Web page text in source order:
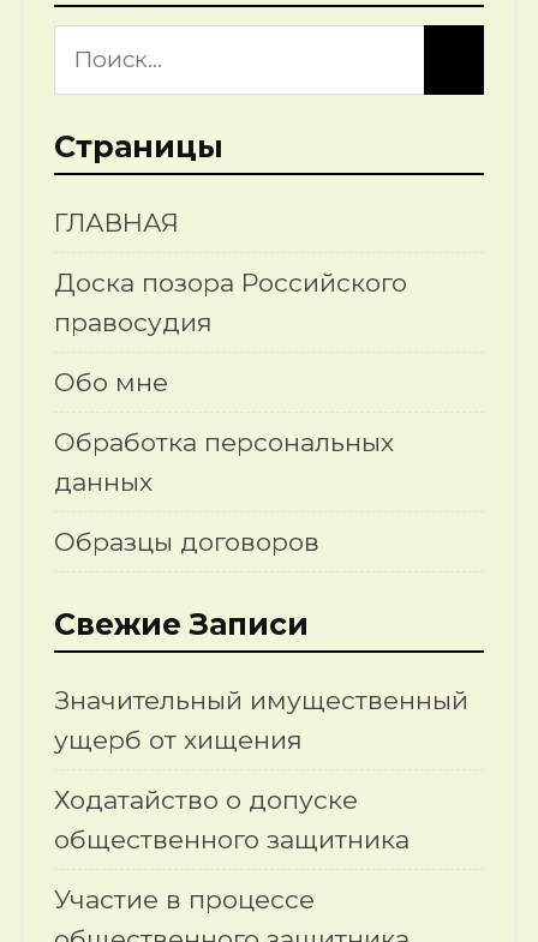
Страницы
ГЛАВНАЯ
Доска позора Российского
правосудия
Обо мне
Обработка персональных
данных
Образцы договоров
Свежие Записи
Значительный имущественный
ущерб от хищения
Ходатайство о допуске
общественного защитника
Участие в процессе